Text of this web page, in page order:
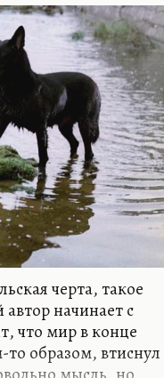
черта, такое
начинает с
что мир в конце
образом, втиснул